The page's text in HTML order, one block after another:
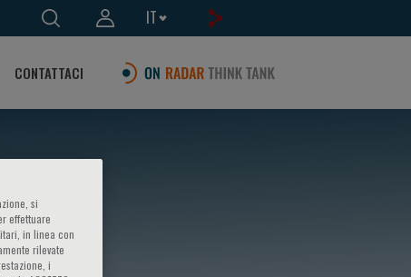
IT
CONTATTACI
si
effettuare
in linea con
rilevate
i